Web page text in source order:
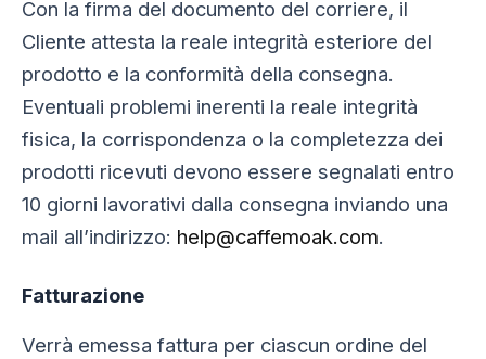
Con la firma del documento del corriere, il
Cliente attesta la reale integrità esteriore del
prodotto e la conformità della consegna.
Eventuali problemi inerenti la reale integrità
fisica, la corrispondenza o la completezza dei
prodotti ricevuti devono essere segnalati entro
10 giorni lavorativi dalla consegna inviando una
mail all’indirizzo: help@caffemoak.com.
Fatturazione
Verrà emessa fattura per ciascun ordine del